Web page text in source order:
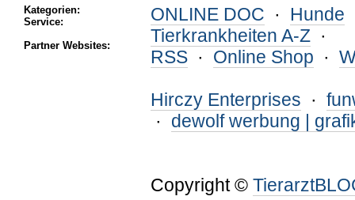
Kategorien:
Service:
Partner Websites:
ONLINE DOC · Hunde
Tierkrankheiten A-Z ·
RSS · Online Shop ·
Hirczy Enterprises ·
· dewolf werbung |
Copyright ©